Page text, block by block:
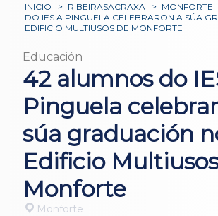
INICIO > RIBEIRASACRAXA > MONFORTE
DO IES A PINGUELA CELEBRARON A SÚA
EDIFICIO MULTIUSOS DE MONFORTE
Educación
42 alumnos do
Pinguela
súa graduación
Edificio
Monforte
Monforte